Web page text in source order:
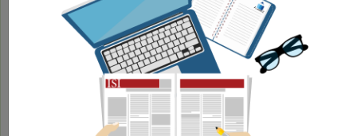
معادل انگلیسی درآمد متوسط محصول
علوم اقتصادی
درآمد متوسط محصول